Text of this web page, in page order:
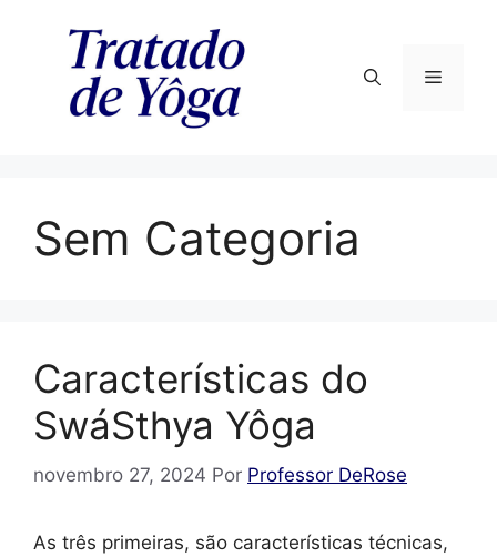
conteúdo
Menu
Sem Categoria
Características do
SwáSthya Yôga
novembro 27, 2024 Por Professor DeRose
As três primeiras, são características técnicas,